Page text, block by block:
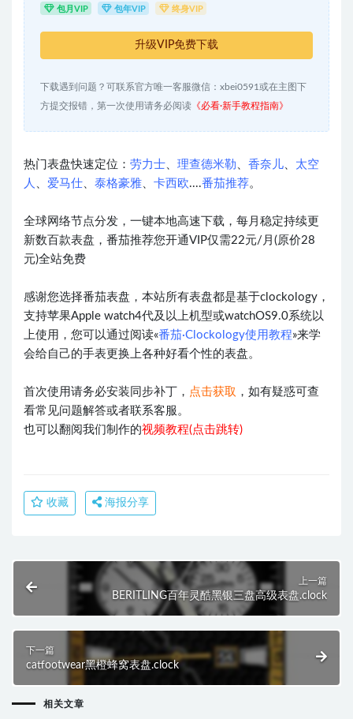
包月VIP 包年VIP 终身VIP
升级VIP免费下载
下载遇到问题？可联系官方唯一客服微信：xbei0591或在主图下
方提交报错，第一次使用请务必阅读 《必看·新手教程指南》
热门表盘快速定位： 劳力士 理查德米勒 香奈儿
太空
人
爱马仕 泰格豪雅 卡西欧....番茄推荐。
全球网络节点分发，一键本地高速下载，每月稳定持续更
新数百款表盘，番茄推荐您开通VIP仅需22元/月(原价28
元)全站免费
感谢您选择番茄表盘，本站所有表盘都是基于clockology，
支持苹果Apple watch4代及以上机型或watchOS9.0系统以
上使用，您可以通过阅读«番茄·Clockology使用教程»来学
会给自己的手表更换上各种好看个性的表盘。
首次使用请务必安装同步补丁， 点击获取 ，如有疑惑可查
看常见问题解答或者联系客服。
也可以翻阅我们制作的视频教程(点击跳转)
收藏 海报分享
上一篇
BERITLING百年灵酷黑银三盘高级表盘.clock
下一篇
catfootwear黑橙蜂窝表盘.clock
相关文章